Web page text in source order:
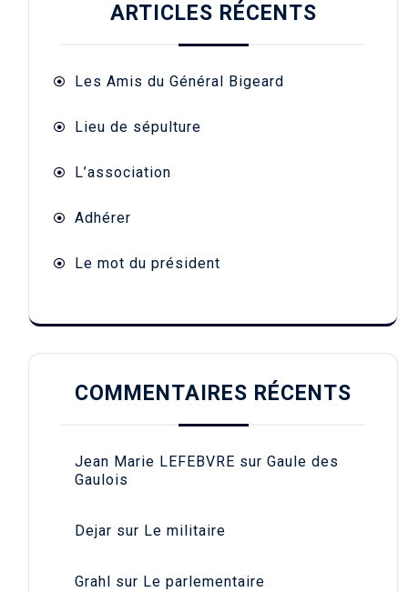
ARTICLES RÉCENTS
Les Amis du Général Bigeard
Lieu de sépulture
L’association
Adhérer
Le mot du président
COMMENTAIRES RÉCENTS
Jean Marie LEFEBVRE sur Gaule des
Gaulois
Dejar sur Le militaire
Grahl sur Le parlementaire